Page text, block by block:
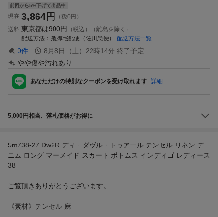
前回から5%下げて出品中
現在 3,864円
（税0円）
送料 東京都は900円
（税込）（離島を除く）
配送方法
飛脚宅配便（佐川急便） 配送方法一覧
0件 8月8日（土）22時14分 終了予定
やや傷や汚れあり
あなただけの特別なクーポンを受け取れます 詳細
5,000円相当、落札価格がお得に
5m738-27 Dw2R ディ・ダヴル・トゥアール テンセル リネン デ
ニム ロング マーメイド スカート ボトムス インディゴ レディース
38
ご覧頂きありがとうございます。
《素材》テンセル 麻